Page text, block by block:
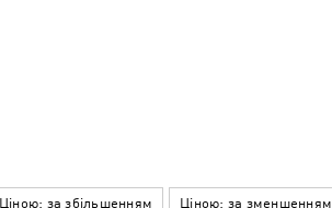
Ціною: за збільшенням Ціною: за зменшенням